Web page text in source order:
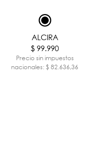
ALCIRA
$ 99.990
Precio sin impuestos
nacionales: $ 82.636,36